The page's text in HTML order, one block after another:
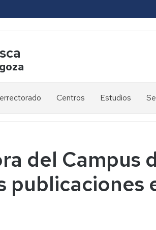
Centros Estudios
Estudios
de
postgrado
del Campus
publicaciones